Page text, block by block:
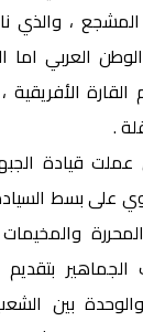
المشجع ، والذي
العربي
الأفريقية
.
عملت قيادة
على بسط
والمخيمات
بتقديم
بين